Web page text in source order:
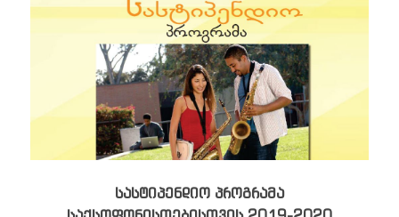
სასტიპენდიო პროგრამა